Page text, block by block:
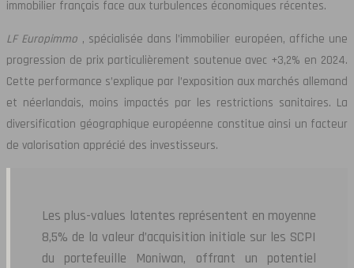
immobilier français face aux turbulences économiques récentes.
LF Europimmo , spécialisée dans l’immobilier européen, affiche une
progression de prix particulièrement soutenue avec +3,2% en 2024.
Cette performance s’explique par l’exposition aux marchés allemand
et néerlandais, moins impactés par les restrictions sanitaires. La
diversification géographique européenne constitue ainsi un facteur
de valorisation apprécié des investisseurs.
Les plus-values latentes représentent en moyenne
8,5% de la valeur d’acquisition initiale sur les SCPI
du portefeuille Moniwan, offrant un potentiel